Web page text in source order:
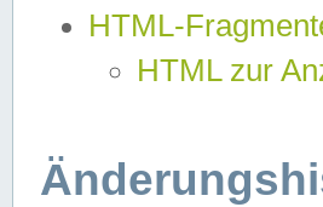
HTML-
HTML zur